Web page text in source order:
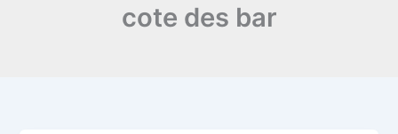
cote des bar